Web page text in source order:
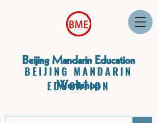
Beijing Mandarin Education
Workshop
BEIJING MANDARIN
EDUCATION